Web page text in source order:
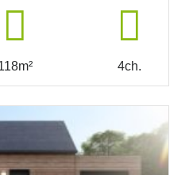
4ch.